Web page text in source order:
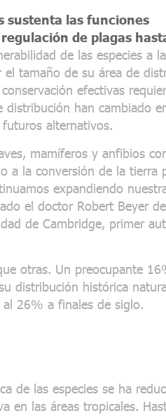
sustenta las funciones
de plagas
de las especies a la
tamaño de su área de
efectivas
distribución han cambiado
alternativos.
mamíferos y anfibios
a la conversión de la tierra
expandiendo
el doctor Robert Beyer
de Cambridge, primer
otras. Un preocupante
distribución histórica
26% a finales de siglo.
de las especies se ha
en las áreas tropicales.